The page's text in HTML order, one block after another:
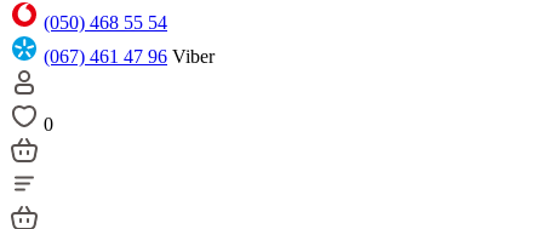
(050) 468 55 54
(067) 461 47 96 Viber
0